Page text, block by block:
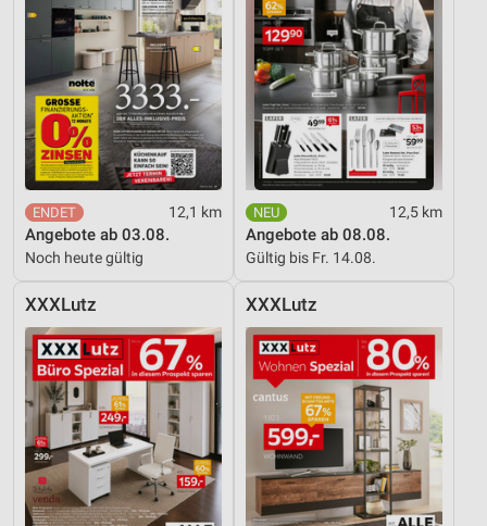
12,1 km
Angebote ab 03.08.
Noch heute gültig
12,5 km
Angebote ab 08.08.
Gültig bis Fr. 14.08.
XXXLutz XXXLutz
Verwendung von Profilen zur Auswahl
personalisierter Werbung
Erstellung von Profilen zur Personalisierung
von Inhalten
Verwendung von Profilen zur Auswahl
personalisierter Inhalte
Messung der Werbeleistung
Messung der Performance von Inhalten
Analyse von Zielgruppen durch Statistiken oder
Kombinationen von Daten aus verschiedenen
Quellen
Entwicklung und Verbesserung der Angebote
Verwendung reduzierter Daten zur Auswahl von
Inhalten
IAB-Besonderheiten: